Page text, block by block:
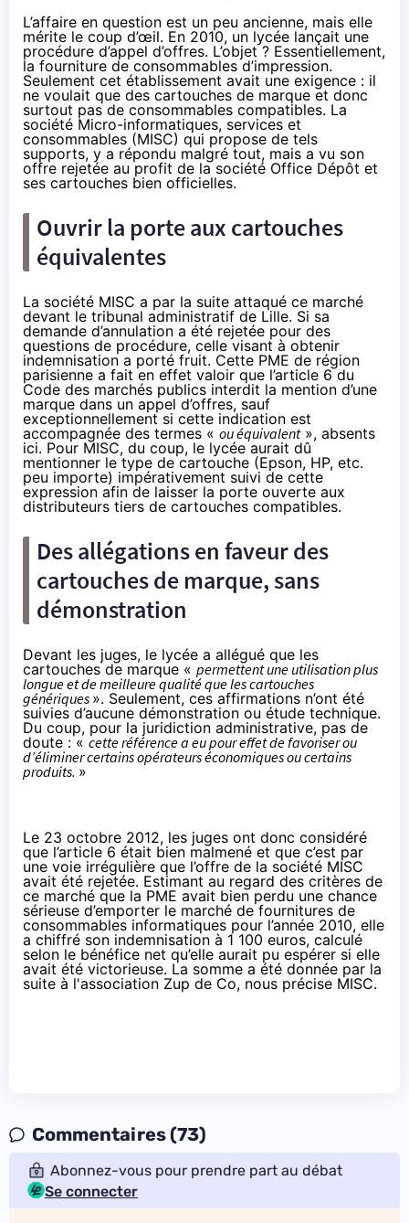
L’affaire en question est un peu ancienne, mais elle
mérite le coup d’œil. En 2010, un lycée lançait une
procédure d’appel d’offres. L’objet ? Essentiellement,
la fourniture de consommables d’impression.
Seulement cet établissement avait une exigence : il
ne voulait que des cartouches de marque et donc
surtout pas de consommables compatibles. La
société Micro-informatiques, services et
consommables (MISC) qui propose de tels
supports, y a répondu malgré tout, mais a vu son
offre rejetée au profit de la société Office Dépôt et
ses cartouches bien officielles.
Ouvrir la porte aux cartouches
équivalentes
La société MISC a par la suite attaqué ce marché
devant le tribunal administratif de Lille. Si sa
demande d’annulation a été rejetée pour des
questions de procédure, celle visant à obtenir
indemnisation a porté fruit. Cette PME de région
parisienne a fait en effet valoir que l’article 6 du
Code des marchés publics interdit la mention d’une
marque dans un appel d’offres, sauf
exceptionnellement si cette indication est
accompagnée des termes « ou équivalent», absents
ici. Pour MISC, du coup, le lycée aurait dû
mentionner le type de cartouche (Epson, HP, etc.
peu importe) impérativement suivi de cette
expression afin de laisser la porte ouverte aux
distributeurs tiers de cartouches compatibles.
Des allégations en faveur des
cartouches de marque, sans
démonstration
Devant les juges, le lycée a allégué que les
cartouches de marque « permettent une utilisation plus
longue et de meilleure qualité que les cartouches
génériques ». Seulement, ces affirmations n’ont été
suivies d’aucune démonstration ou étude technique.
Du coup, pour la juridiction administrative, pas de
doute : « cette référence a eu pour effet de favoriser ou
d’éliminer certains opérateurs économiques ou certains
produits. »
Le 23 octobre 2012, les juges ont donc considéré
que l’article 6 était bien malmené et que c’est par
une voie irrégulière que l’offre de la société MISC
avait été rejetée. Estimant au regard des critères de
ce marché que la PME avait bien perdu une chance
sérieuse d’emporter le marché de fournitures de
consommables informatiques pour l’année 2010, elle
a chiffré son indemnisation à 1 100 euros, calculé
selon le bénéfice net qu’elle aurait pu espérer si elle
avait été victorieuse. La somme a été donnée par la
suite à l'association Zup de Co, nous précise MISC.
Commentaires (73)
Abonnez-vous pour prendre part au débat
Se connecter